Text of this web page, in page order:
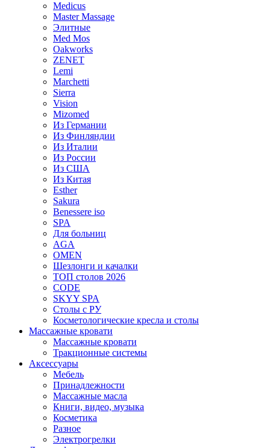
Medicus
Master Massage
Элитные
Med Mos
Oakworks
ZENET
Lemi
Marchetti
Sierra
Vision
Mizomed
Из Германии
Из Финляндии
Из Италии
Из России
Из США
Из Китая
Esther
Sakura
Benessere iso
SPA
Для больниц
AGA
OMEN
Шезлонги и качалки
ТОП столов 2026
CODE
SKYY SPA
Столы с РУ
Косметологические кресла и столы
Массажные кровати
Массажные кровати
Тракционные системы
Аксессуары
Мебель
Принадлежности
Массажные масла
Книги, видео, музыка
Косметика
Разное
Электрогрелки